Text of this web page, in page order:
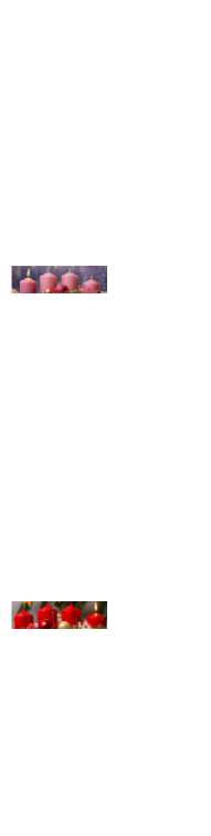
© Michael Bihlmayer
© Michael Bihlmayer